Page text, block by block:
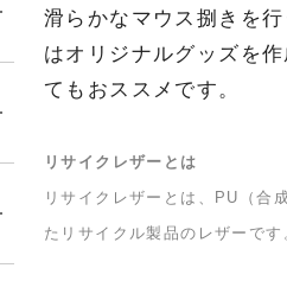
滑らかなマウス捌きを
はオリジナルグッズを
てもおススメです。
リサイクレザーとは
リサイクレザーとは、PU（合
たリサイクル製品のレザーです